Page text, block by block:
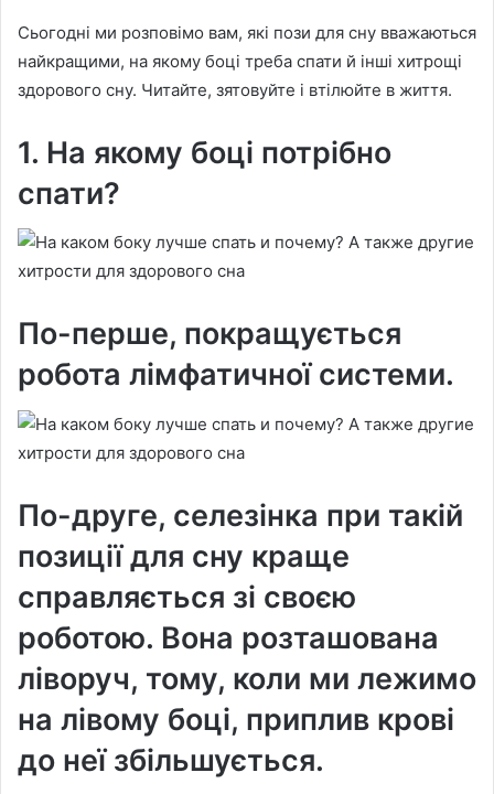
Сьогодні ми розповімо вам, які пози для сну вважаються
найкращими, на якому боці треба спати й інші хитрощі
здорового сну. Читайте, зятовуйте і втілюйте в життя.
1. На якому боці потрібно
спати?
По-перше, покращується
робота лімфатичної системи.
По-друге, селезінка при такій
позиції для сну краще
справляється зі своєю
роботою. Вона розташована
ліворуч, тому, коли ми лежимо
на лівому боці, приплив крові
до неї збільшується.